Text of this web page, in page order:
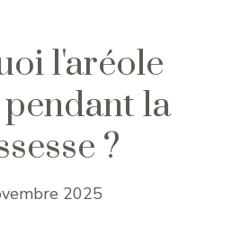
l'aréole
la
?
2025